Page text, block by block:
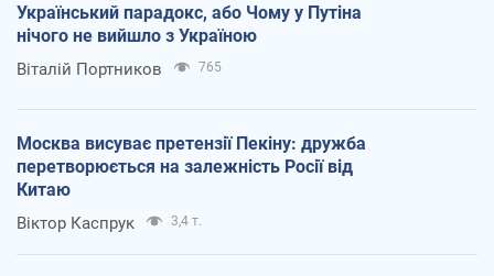
Український парадокс, або Чому у Путіна
нічого не вийшло з Україною
Віталій Портников 765
Москва висуває претензії Пекіну: дружба
перетворюється на залежність Росії від
Китаю
Віктор Каспрук 3,4 т.